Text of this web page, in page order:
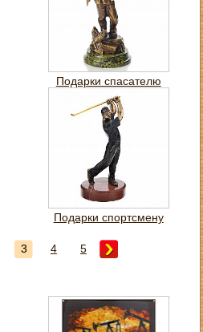
Подарки спасателю
Подарки спортсмену
3 4 5